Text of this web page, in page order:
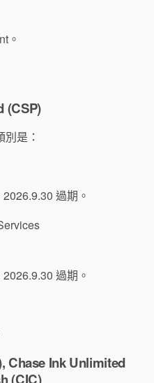
。
(CSP)
是：
過期。
過期。
Chase Ink Unlimited
(CIC)